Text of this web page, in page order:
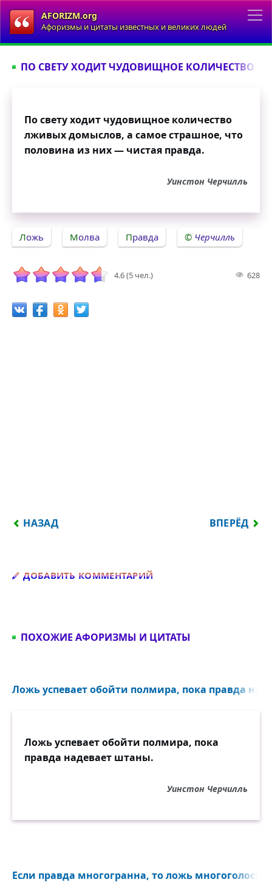
AFORIZM.org
Афоризмы и цитаты известных и великих людей
ПО СВЕТУ ХОДИТ ЧУДОВИЩНОЕ КОЛИЧЕСТВО
По свету ходит чудовищное количество
лживых домыслов, а самое страшное, что
половина из них — чистая правда.
Уинстон Черчилль
Ложь Молва Правда Черчилль
4.6 (5 чел.) 628
ПРЕДЫДУЩИЙ: СИТУАЦИЮ НАДО НЕ ТОЛЬКО
НАЗАД ВПЕРЁД
ДОБАВИТЬ КОММЕНТАРИЙ
ПОХОЖИЕ АФОРИЗМЫ И ЦИТАТЫ
Ложь успевает обойти полмира, пока правда
Ложь успевает обойти полмира, пока
правда надевает штаны.
Уинстон Черчилль
Если правда многогранна, то ложь